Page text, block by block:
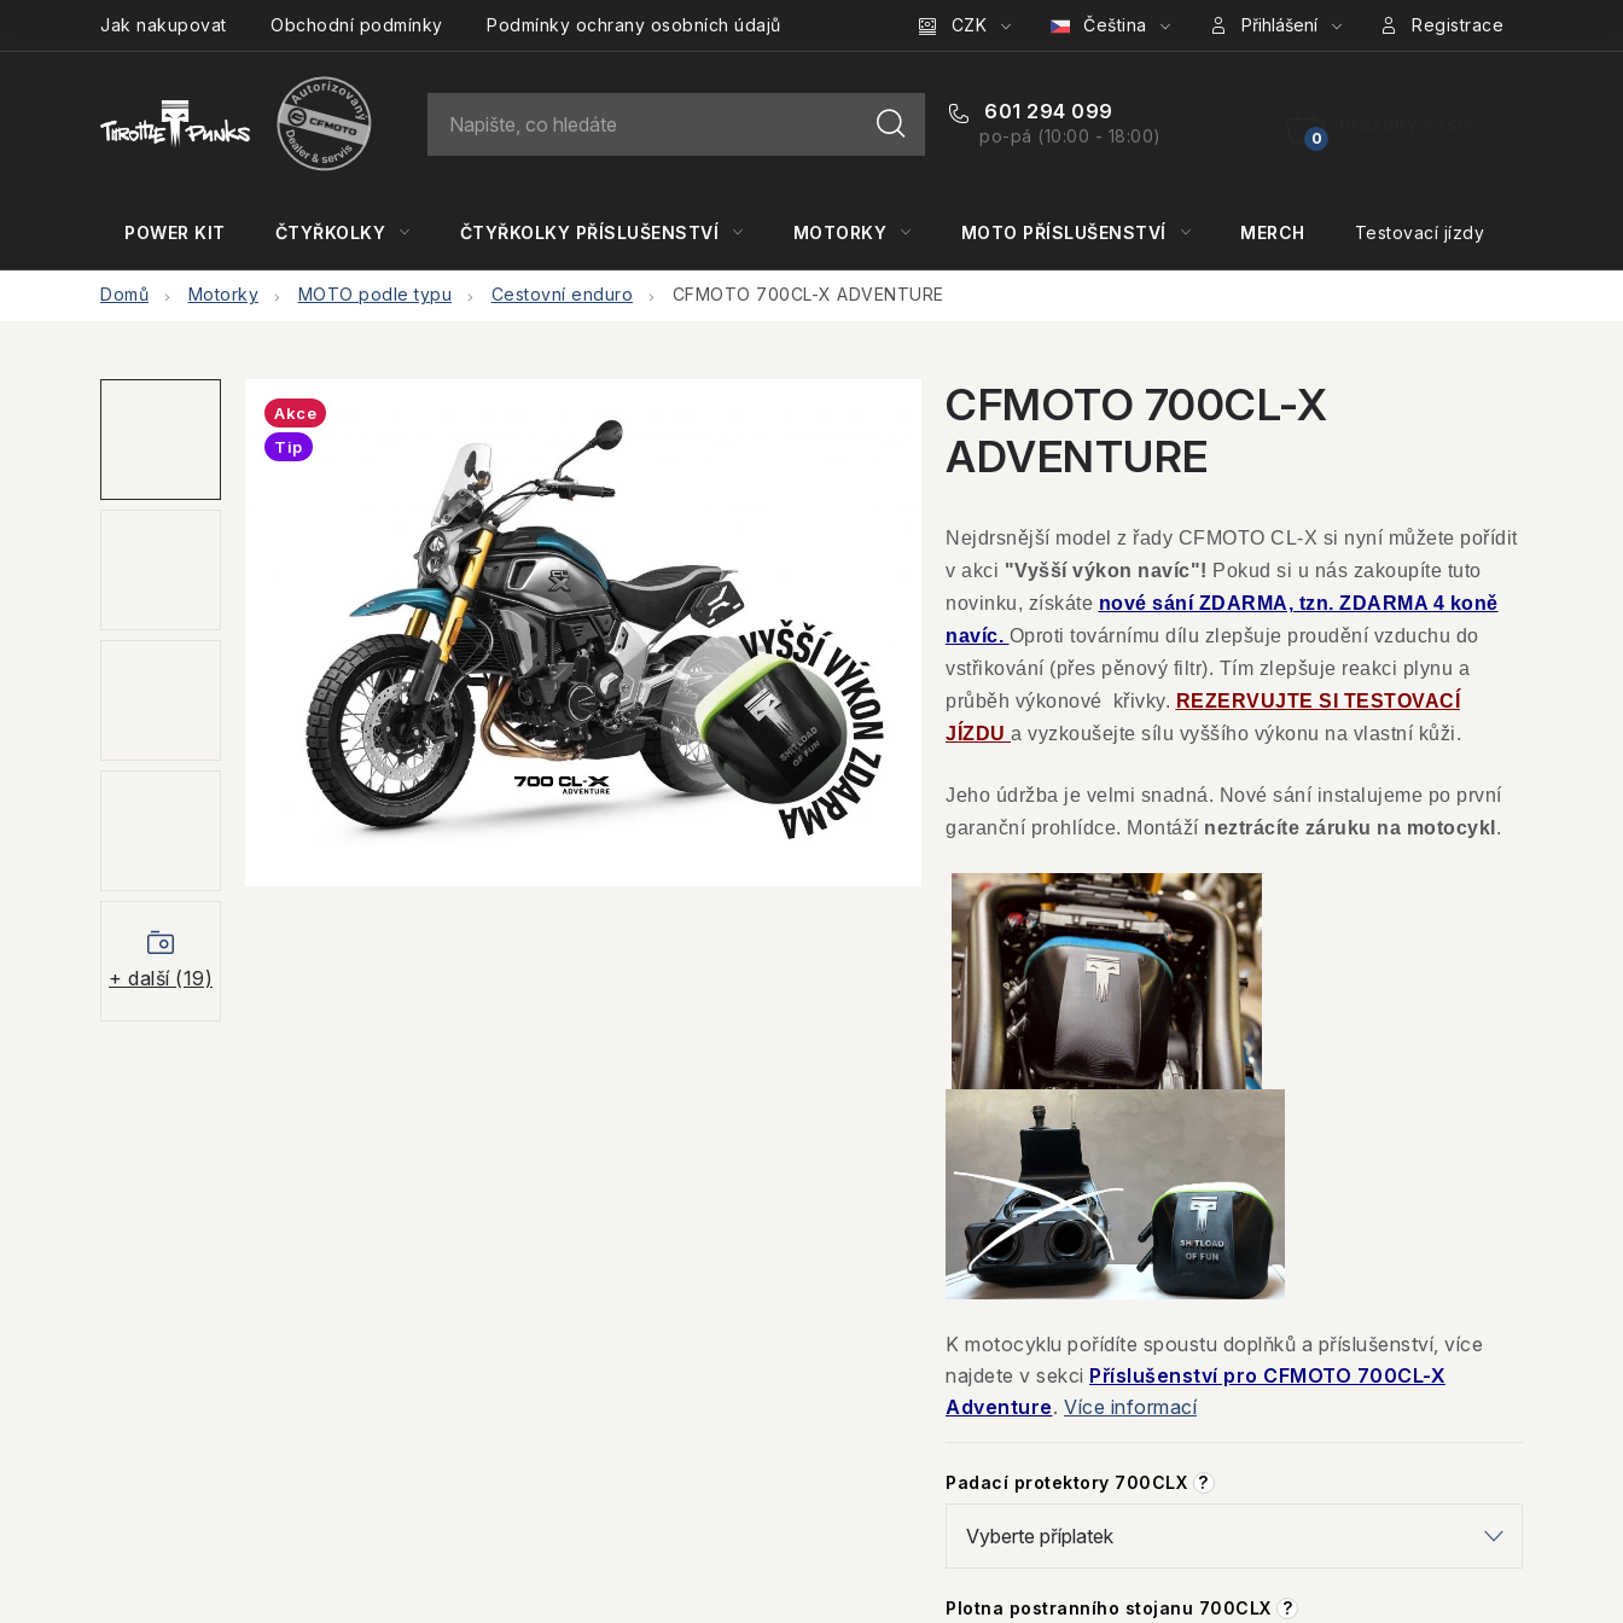
Jak nakupovat Obchodní podmínky Podmínky ochrany osobních údajů CZK Čeština Přihlášení Registrace
601 294 099
po-pá (10:00 - 18:00)
NÁKUPNÍ
POWER KIT ČTYŘKOLKY ČTYŘKOLKY PŘÍSLUŠENSTVÍ MOTORKY MOTO PŘÍSLUŠENSTVÍ MERCH Testovací jízdy
Domů Motorky MOTO podle typu Cestovní enduro CFMOTO 700CL-X ADVENTURE
+ další (19)
CFMOTO 700CL-X
ADVENTURE
Nejdrsnější model z řady CFMOTO CL-X si nyní můžete pořídit
v akci "Vyšší výkon navíc"! Pokud si u nás zakoupíte tuto
novinku, získáte nové sání ZDARMA, tzn. ZDARMA 4 koně
navíc. Oproti továrnímu dílu zlepšuje proudění vzduchu do
vstřikování (přes pěnový filtr). Tím zlepšuje reakci plynu a
průběh výkonové křivky. REZERVUJTE SI TESTOVACÍ
JÍZDU a vyzkoušejte sílu vyššího výkonu na vlastní kůži.
Jeho údržba je velmi snadná. Nové sání instalujeme po první
garanční prohlídce. Montáží neztrácíte záruku na motocykl .
K motocyklu pořídíte spoustu doplňků a příslušenství, více
najdete v sekci Příslušenství pro CFMOTO 700CL-X
Adventure. Více informací
Padací protektory 700CLX ?
Plotna postranního stojanu 700CLX ?
Akce
Tip